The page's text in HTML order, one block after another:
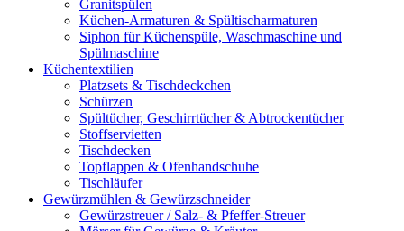
Granitspülen
Küchen-Armaturen & Spültischarmaturen
Siphon für Küchenspüle, Waschmaschine und
Spülmaschine
Küchentextilien
Platzsets & Tischdeckchen
Schürzen
Spültücher, Geschirrtücher & Abtrockentücher
Stoffservietten
Tischdecken
Topflappen & Ofenhandschuhe
Tischläufer
Gewürzmühlen & Gewürzschneider
Gewürzstreuer / Salz- & Pfeffer-Streuer